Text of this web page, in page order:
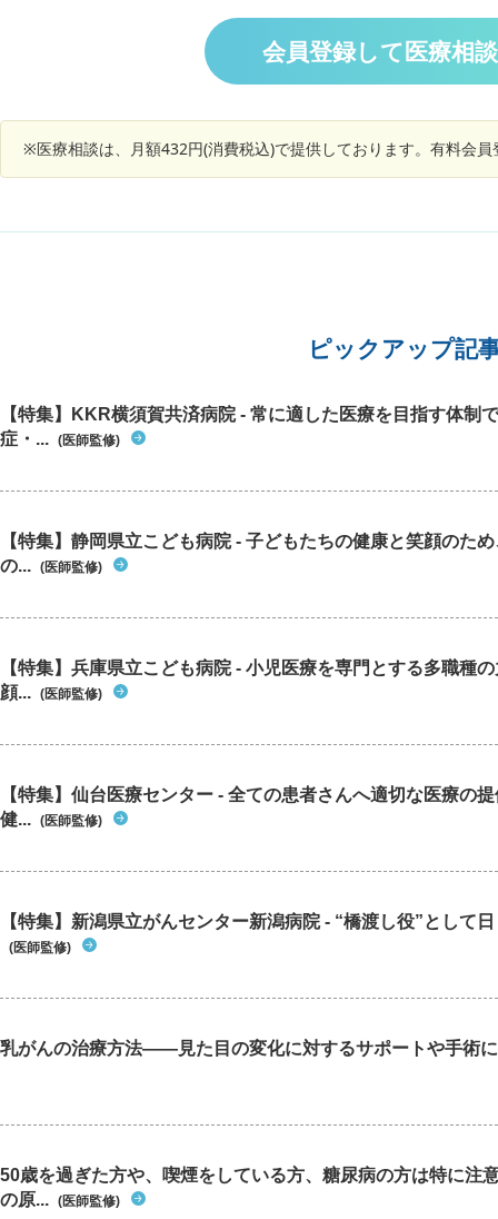
いて、何をするのもしんどいです。 はじめて無痛
性甲状腺炎になった際も体感としてとにかく疲れ
て動けず、数値が落ち着いてからも動けるように
いのかと思いますが、どの程度で落ち着くのか、
散歩だけでもした方が等なにかあれば教えていた
動だけで疲れすぎて体調が悪く、30分程度で帰宅
きませんが、電車や乗り物が苦手になったり、意
味もなく息苦しくなったりするので、早く落ち着
らぜひ教えてください。よろしくお願いいたしま
す。
2時間ほど痛いです。 食事も取れ、SPO2が97%
でした。 呼吸苦も無いです… 肩こりと腕の付け
根、肩甲骨がかなり凝っている感じはあります
が、関係あるのでしょうか？
くのを
が、パ
ありま
不整脈
会員登録して医療相
※医療相談は、月額432円(消費税込)で提供しております。有料会
ピックアップ記
【特集】KKR横須賀共済病院 - 常に適した医療を目指す体制
症・... (医師監修)
【特集】静岡県立こども病院 - 子どもたちの健康と笑顔のた
の... (医師監修)
【特集】兵庫県立こども病院 - 小児医療を専門とする多職種
顔... (医師監修)
【特集】仙台医療センター - 全ての患者さんへ適切な医療の
健... (医師監修)
【特集】新潟県立がんセンター新潟病院 - “橋渡し役”として
(医師監修)
乳がんの治療方法――見た目の変化に対するサポートや手術
50歳を過ぎた方や、喫煙をしている方、糖尿病の方は特に注
の原... (医師監修)